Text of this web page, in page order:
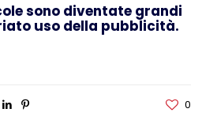
sono diventate grandi
uso della pubblicità.
0